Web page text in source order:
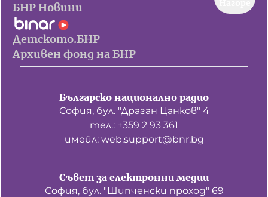
БНР Новини
Детското.БНР
Архивен фонд на БНР
Българско национално радио
София, бул. "Драган Цанков" 4
тел.: +359 2 93 361
имейл: web.support@bnr.bg
Съвет за електронни медии
София, бул. "Шипченски проход" 69